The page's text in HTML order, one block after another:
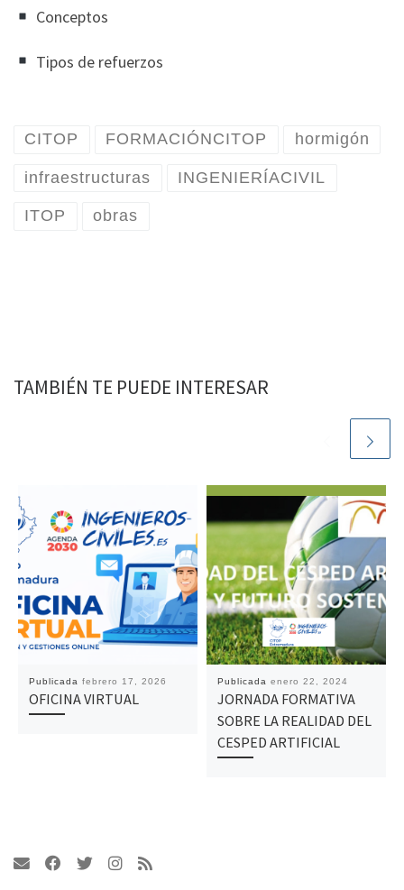
Conceptos
Tipos de refuerzos
CITOP FORMACIÓNCITOP hormigón
infraestructuras INGENIERÍACIVIL
ITOP obras
TAMBIÉN TE PUEDE INTERESAR
Publicada febrero 17, 2026
OFICINA VIRTUAL
Publicada enero 22, 2024
JORNADA FORMATIVA
SOBRE LA REALIDAD DEL
CESPED ARTIFICIAL